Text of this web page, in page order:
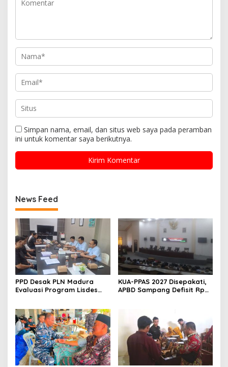
Simpan nama, email, dan situs web saya pada peramban
ini untuk komentar saya berikutnya.
News Feed
PPD Desak PLN Madura
Evaluasi Program Lisdes
KUA-PPAS 2027 Disepakati,
APBD Sampang Defisit Rp